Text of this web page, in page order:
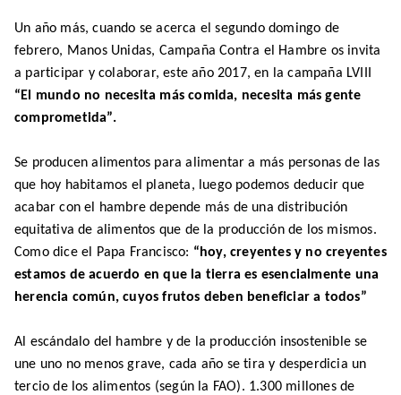
Un año más, cuando se acerca el segundo domingo de
febrero, Manos Unidas, Campaña Contra el Hambre os invita
a participar y colaborar, este año 2017, en la campaña LVIII
“El mundo no necesita más comida, necesita más gente
comprometida”.
Se producen alimentos para alimentar a más personas de las
que hoy habitamos el planeta, luego podemos deducir que
acabar con el hambre depende más de una distribución
equitativa de alimentos que de la producción de los mismos.
Como dice el Papa Francisco: “hoy, creyentes y no creyentes
estamos de acuerdo en que la tierra es esencialmente una
herencia común, cuyos frutos deben beneficiar a todos”
Al escándalo del hambre y de la producción insostenible se
une uno no menos grave, cada año se tira y desperdicia un
tercio de los alimentos (según la FAO). 1.300 millones de